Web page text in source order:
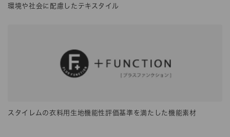
環境や社会に配慮したテキスタイル
スタイレムの衣料用生地機能性評価基準を満たした機能素材